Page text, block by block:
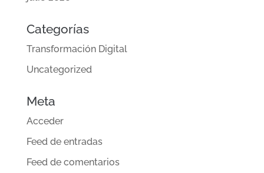
Categorías
Transformación Digital
Uncategorized
Meta
Acceder
Feed de entradas
Feed de comentarios